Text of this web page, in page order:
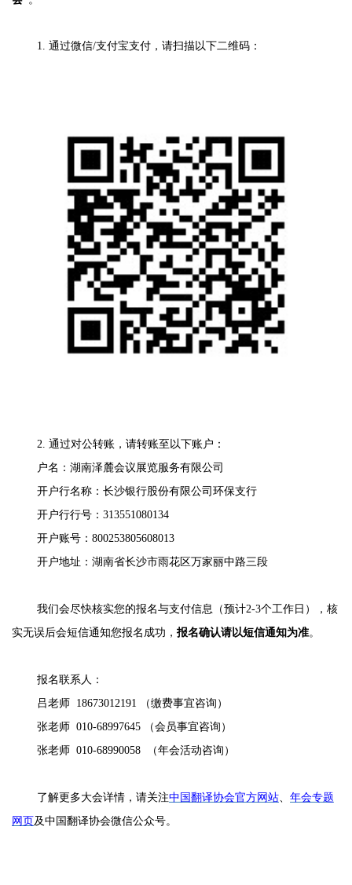
1. 通过微信/支付宝支付，请扫描以下二维码：
2. 通过对公转账，请转账至以下账户：
户名：湖南泽麓会议展览服务有限公司
开户行名称：长沙银行股份有限公司环保支行
开户行行号：313551080134
开户账号：800253805608013
开户地址：湖南省长沙市雨花区万家丽中路三段
我们会尽快核实您的报名与支付信息（预计2-3个工作日），核
实无误后会短信通知您报名成功， 报名确认请以短信通知为准。
报名联系人：
吕老师 18673012191 （缴费事宜咨询）
张老师 010-68997645 （会员事宜咨询）
张老师 010-68990058 （年会活动咨询）
了解更多大会详情，请关注中国翻译协会官方网站、 年会专题
网页及中国翻译协会微信公众号。